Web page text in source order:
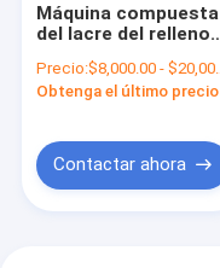
Máquina compuesta
del lacre del relleno
cosméticos
automáticos para la
Precio:$8,000.00 - $20,000.00/Sets
Obtenga el último precio
Contactar ahora